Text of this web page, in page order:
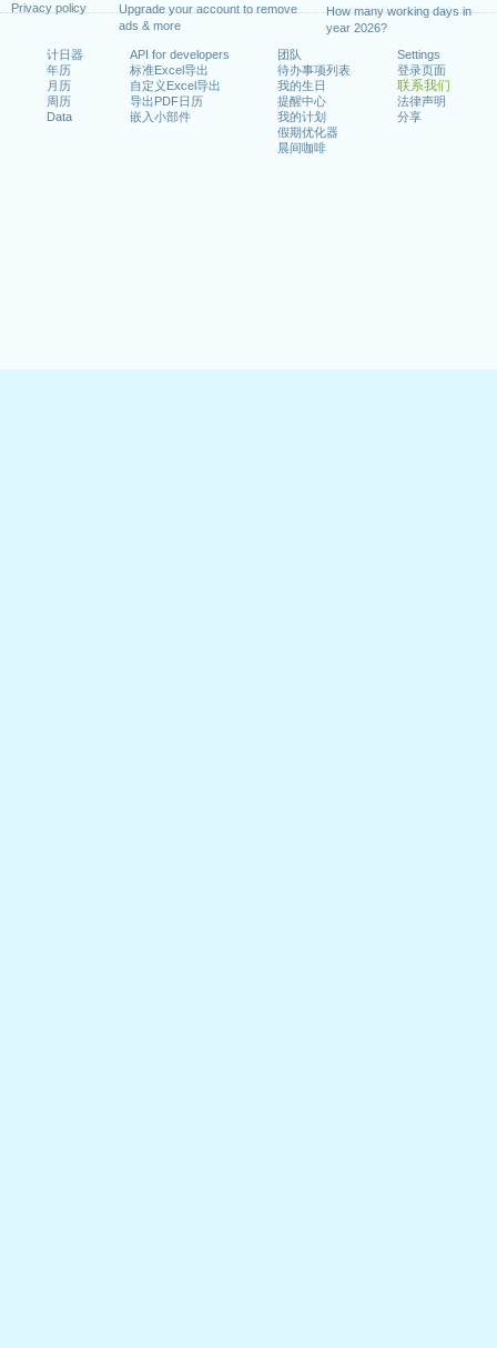
Privacy policy
Upgrade your account to remove
ads & more
How many working days in
year 2026?
计日器
年历
月历
周历
Data
API for developers
标准Excel导出
自定义Excel导出
导出PDF日历
嵌入小部件
团队
待办事项列表
我的生日
提醒中心
我的计划
假期优化器
晨间咖啡
Settings
登录页面
联系我们
法律声明
分享